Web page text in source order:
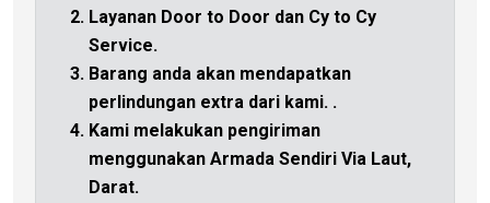
Layanan Door to Door dan Cy to Cy
Service.
Barang anda akan mendapatkan
perlindungan extra dari kami. .
Kami melakukan pengiriman
menggunakan Armada Sendiri Via Laut,
Darat.